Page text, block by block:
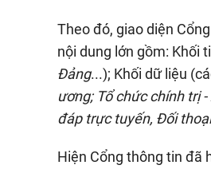
Theo đó, giao diện
nội dung lớn gồm: Khối
Đảng...); Khối dữ liệu
ương; Tổ chức chính trị
đáp trực tuyến, Đối
Hiện Cổng thông tin đã